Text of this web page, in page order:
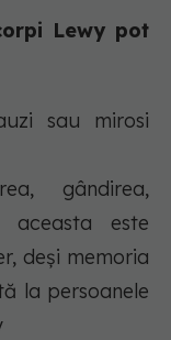
Lewy pot
sau mirosi
gândirea,
este
deși memoria
la persoanele